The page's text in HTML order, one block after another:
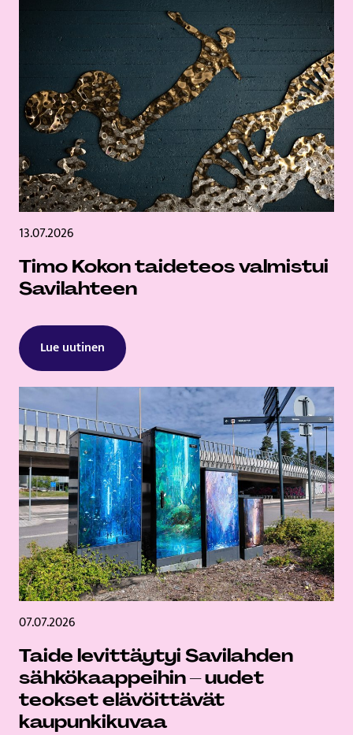
13.07.2026
Timo Kokon taideteos valmistui
Savilahteen
Lue uutinen
07.07.2026
Taide levittäytyi Savilahden
sähkökaappeihin – uudet
teokset elävöittävät
kaupunkikuvaa